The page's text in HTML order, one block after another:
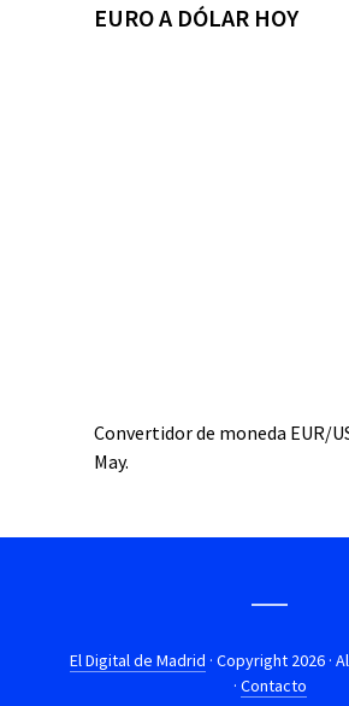
EURO A DÓLAR HOY
Convertidor de moneda EUR/
May.
El Digital de Madrid · Copyright 2026 ·
· Contacto